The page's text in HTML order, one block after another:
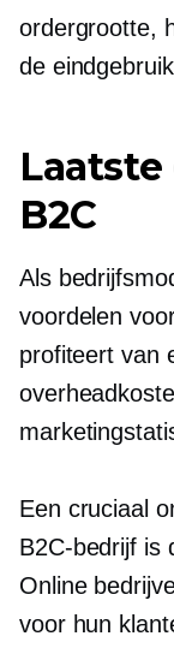
ordergrootte,
de
B2C
Als
voordelen
profiteert van
Een cruciaal
B2C-bedrijf is
Online
voor hun